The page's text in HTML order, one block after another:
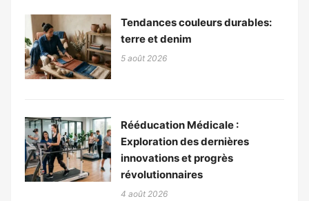
Tendances couleurs durables:
terre et denim
5 août 2026
Rééducation Médicale :
Exploration des dernières
innovations et progrès
révolutionnaires
4 août 2026